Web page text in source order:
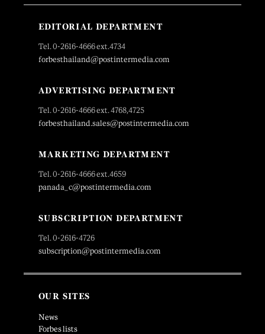
EDITORIAL DEPARTMENT
Tel. 0-2616-4666 ext.4734
forbesthailand@postintermedia.com
ADVERTISING DEPARTMENT
Tel. 0-2616-4666 ext. 4768,4725
forbesthailand.sales@postintermedia.com
MARKETING DEPARTMENT
Tel. 0-2616-4666 ext.4659
panada_c@postintermedia.com
SUBSCRIPTION DEPARTMENT
Tel. 0-2616-4726
subscription@postintermedia.com
OUR SITES
News
Forbes lists